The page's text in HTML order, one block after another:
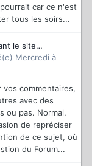
car ce n'est
tous les soirs...
le site
Mercredi à
commentaires,
avec des
ou pas. Normal.
de repréciser
de ce sujet, où
du Forum...